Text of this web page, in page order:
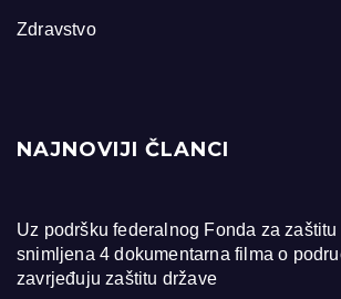
Zdravstvo
NAJNOVIJI ČLANCI
Uz podršku federalnog Fonda za
snimljena 4 dokumentarna filma o
zavrjeđuju zaštitu države